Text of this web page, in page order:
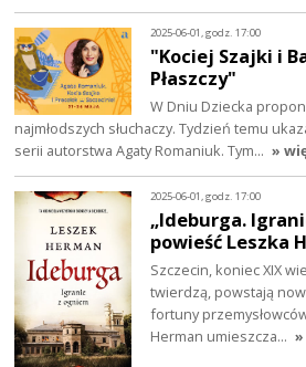
2025-06-01, godz. 17:00
"Kociej Szajki i
Płaszczy"
W Dniu Dziecka
najmłodszych słuchaczy. Tydzień temu
serii autorstwa Agaty Romaniuk. Tym… »
2025-06-01, godz. 17:00
„Ideburga.
powieść Leszka
Szczecin, koniec XIX
twierdzą, powstają
fortuny
Herman umieszcza…